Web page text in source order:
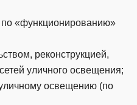
«функционированию»
реконструкцией,
уличного освещения;
освещению (по